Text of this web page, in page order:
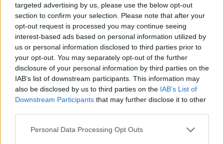
targeted advertising by us, please use the below opt-out
section to confirm your selection. Please note that after your
opt-out request is processed you may continue seeing
interest-based ads based on personal information utilized by
us or personal information disclosed to third parties prior to
your opt-out. You may separately opt-out of the further
disclosure of your personal information by third parties on the
IAB’s list of downstream participants. This information may
also be disclosed by us to third parties on the IAB’s List of
Downstream Participants that may further disclose it to other
Personal Data Processing Opt Outs
σου και η ατμόσφαιρα να είναι τεταμένη και να
μυρίζει μπαρούτι ανά πάσα ώρα και στιγμή. Από
την άλλη πλευρά επειδή θα είσαι βιαστικός/η
και νευρικός/η καλό είναι να προσέχεις μην
έχεις ατύχημα μέσα στον χώρο της εργασίας ή
όπου πας για δουλειά. Να προσέχεις τα αιχμηρά
αντικείμενα, τον ηλεκτρισμό και τις ηλεκτρικές
συσκευές και κυρίως να μην βιάζεσαι και να